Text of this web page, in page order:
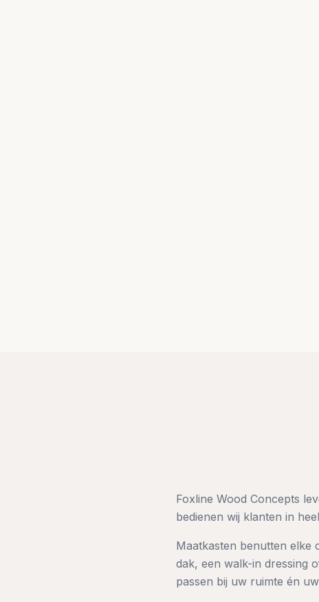
Foxline Wood Concepts
bedienen wij klanten in
Maatkasten benutten elke
dak, een walk-in dressing
passen bij uw ruimte én